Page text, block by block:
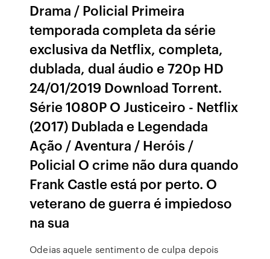
Drama / Policial Primeira
temporada completa da série
exclusiva da Netflix, completa,
dublada, dual áudio e 720p HD
24/01/2019 Download Torrent.
Série 1080P O Justiceiro - Netflix
(2017) Dublada e Legendada
Ação / Aventura / Heróis /
Policial O crime não dura quando
Frank Castle está por perto. O
veterano de guerra é impiedoso
na sua
Odeias aquele sentimento de culpa depois